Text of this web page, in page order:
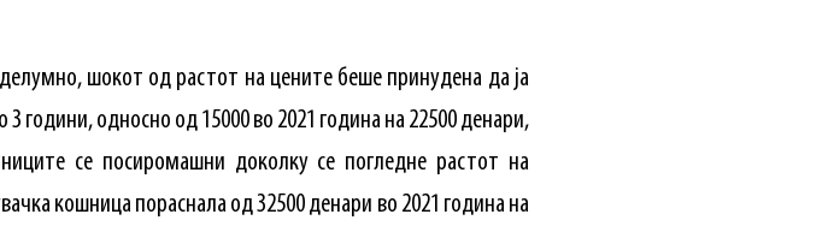
шокот од растот на цените беше принудена да ја
години, односно од 15000 во 2021 година на 22500 денари,
се посиромашни доколку се погледне растот на
кошница пораснала од 32500 денари во 2021 година на